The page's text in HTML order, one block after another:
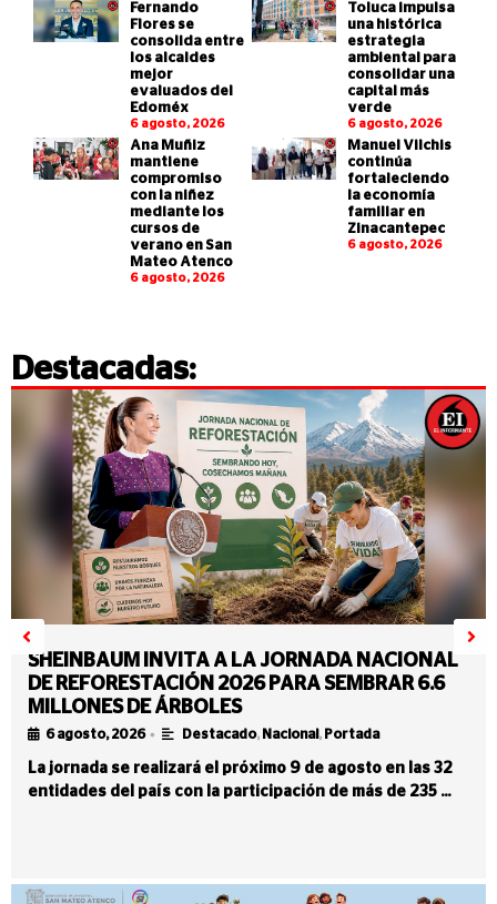
Fernando
Flores se
consolida entre
los alcaldes
mejor
evaluados del
Edoméx
6 agosto, 2026
Toluca impulsa
una histórica
estrategia
ambiental para
consolidar una
capital más
verde
6 agosto, 2026
Ana Muñiz
mantiene
compromiso
con la niñez
mediante los
cursos de
verano en San
Mateo Atenco
6 agosto, 2026
Manuel Vilchis
continúa
fortaleciendo
la economía
familiar en
Zinacantepec
6 agosto, 2026
Destacadas:
SHEINBAUM INVITA A LA JORNADA NACIONAL
DE REFORESTACIÓN 2026 PARA SEMBRAR 6.6
MILLONES DE ÁRBOLES
6 agosto, 2026 • Destacado, Nacional , Portada
La jornada se realizará el próximo 9 de agosto en las 32
entidades del país con la participación de más de 235 …